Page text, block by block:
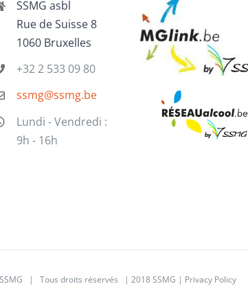
SSMG asbl
Rue de Suisse 8
1060 Bruxelles
+32 2 533 09 80
ssmg@ssmg.be
Lundi - Vendredi :
9h - 16h
| Tous droits réservés | 2018 SSMG | Privacy Policy